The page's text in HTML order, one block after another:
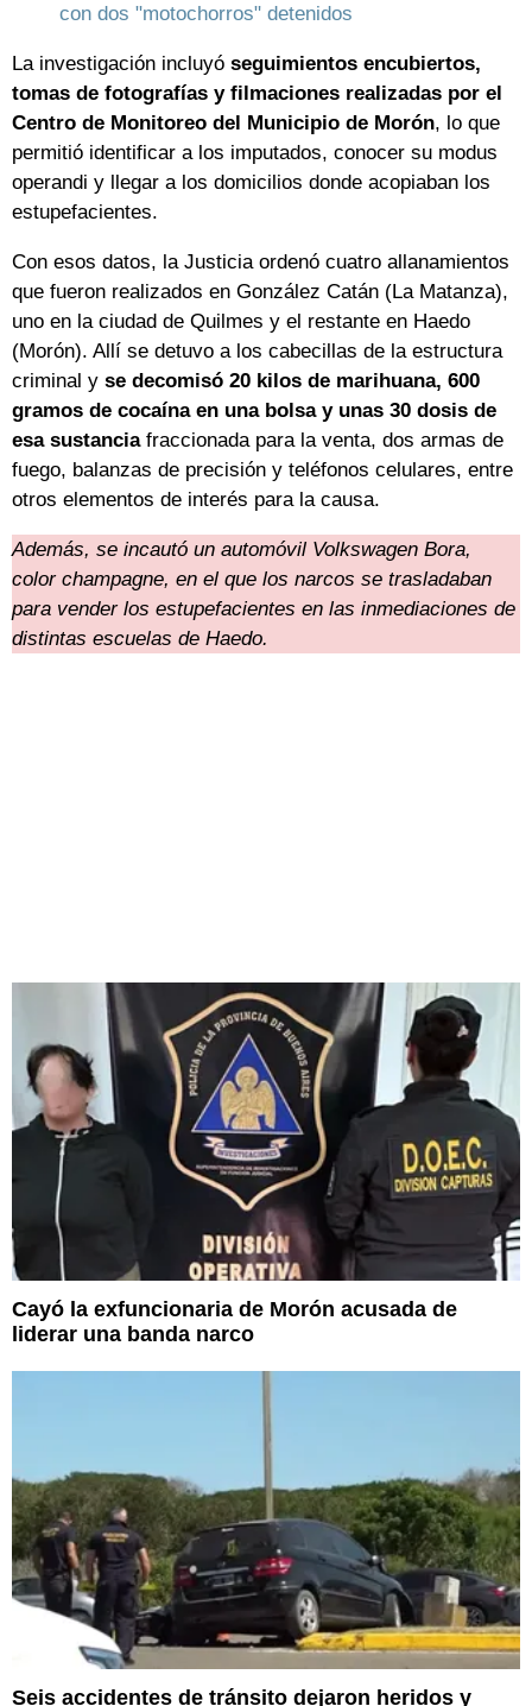
con dos "motochorros" detenidos
La investigación incluyó seguimientos encubiertos,
tomas de fotografías y filmaciones realizadas por el
Centro de Monitoreo del Municipio de Morón, lo que
permitió identificar a los imputados, conocer su modus
operandi y llegar a los domicilios donde acopiaban los
estupefacientes.
Con esos datos, la Justicia ordenó cuatro allanamientos
que fueron realizados en González Catán (La Matanza),
uno en la ciudad de Quilmes y el restante en Haedo
(Morón). Allí se detuvo a los cabecillas de la estructura
criminal y se decomisó 20 kilos de marihuana, 600
gramos de cocaína en una bolsa y unas 30 dosis de
esa sustanciafraccionada para la venta, dos armas de
fuego, balanzas de precisión y teléfonos celulares, entre
otros elementos de interés para la causa.
Además, se incautó un automóvil Volkswagen Bora,
color champagne, en el que los narcos se trasladaban
para vender los estupefacientes en las inmediaciones de
distintas escuelas de Haedo.
Cayó la exfuncionaria de Morón acusada de
liderar una banda narco
Seis accidentes de tránsito dejaron heridos y